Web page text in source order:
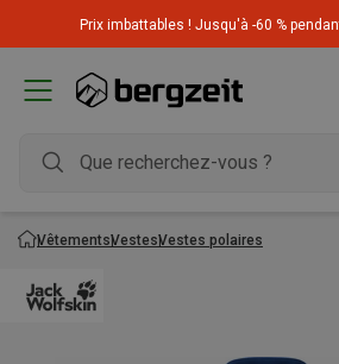
Prix imbattables ! Jusqu'à -60 %
l'article le moins cher! Code
VêtementsVestesVestes polaires